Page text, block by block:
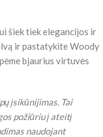
šiek tiek elegancijos ir
ir pastatykite Woody
bjaurius virtuvės
įsikūnijimas. Tai
požiūriu į ateitį
naudojant